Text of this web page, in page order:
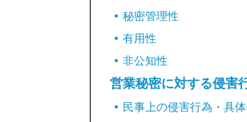
秘密管理性
有用性
非公知性
営業秘密に対する侵害
民事上の侵害行為・具体